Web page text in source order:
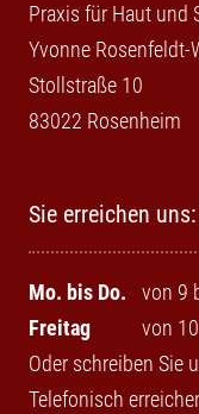
Praxis für Haut und
Yvonne Rosenfeldt-
Stollstraße 10
83022 Rosenheim
Sie erreichen uns:
Mo. bis Do.
von 9
Freitag
von
Oder schreiben Sie
Telefonisch